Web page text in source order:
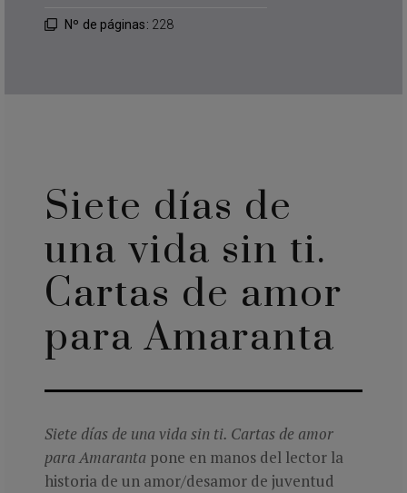
Nº de páginas: 228
Siete días de
una vida sin ti.
Cartas de amor
para Amaranta
Siete días de una vida sin ti. Cartas de amor
para Amarantapone en manos del lector la
historia de un amor/desamor de juventud